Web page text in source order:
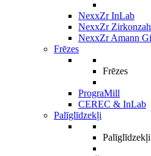
NexxZr InLab
NexxZr
NexxZr Amann
Frēzes
Frēzes
PrograMill
CEREC & InLab
Palīglīdzekļi
Palīglīdzekļi